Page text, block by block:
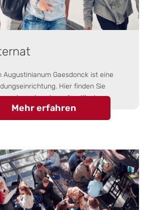
Augustinianum Gaesdonck ist eine
Hier finden Sie
rund um das ehemalige Kloster.
Mehr erfahren